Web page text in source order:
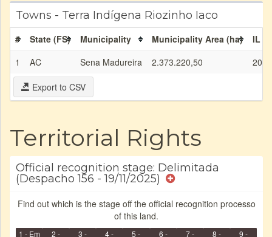
Towns - Terra Indígena Riozinho Iaco
# State (FS) Municipality Municipality Area (ha)
IL
1
AC Sena Madureira 2.373.220,50
Export to CSV
Territorial Rights
Official recognition stage: Delimitada
(Despacho 156 - 19/11/2025)
Find out which is the stage off the official recognition processo
of this land.
1 - Em 2 - 3 - 4 - 5 - 6 - 7 - 8 - 9 -